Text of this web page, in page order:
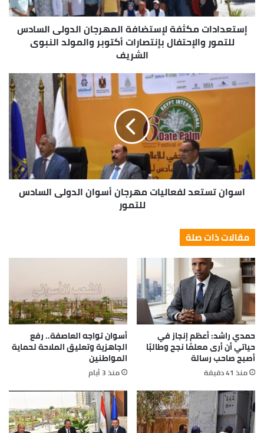
إستعدادات مكثفة لإستضافة المهرجان الدولى السادس
للتمور والإحتفال بإنتصارات أكتوبر والمولد النبوى
الشريف
اسوان تستعد لفعاليات مهرجان أسوان الدولى السادس
للتمور
مقالات ذات صلة
حمدي راشد: أعظم إنجاز في
حياتي أن أرى معلمًا نجح وطالبًا
أصبح صاحب رسالة
منذ 41 دقيقة
أسوان تواجه العاصفة.. رفع
الجاهزية وتعليق الملاحة لحماية
المواطنين
منذ 3 أيام